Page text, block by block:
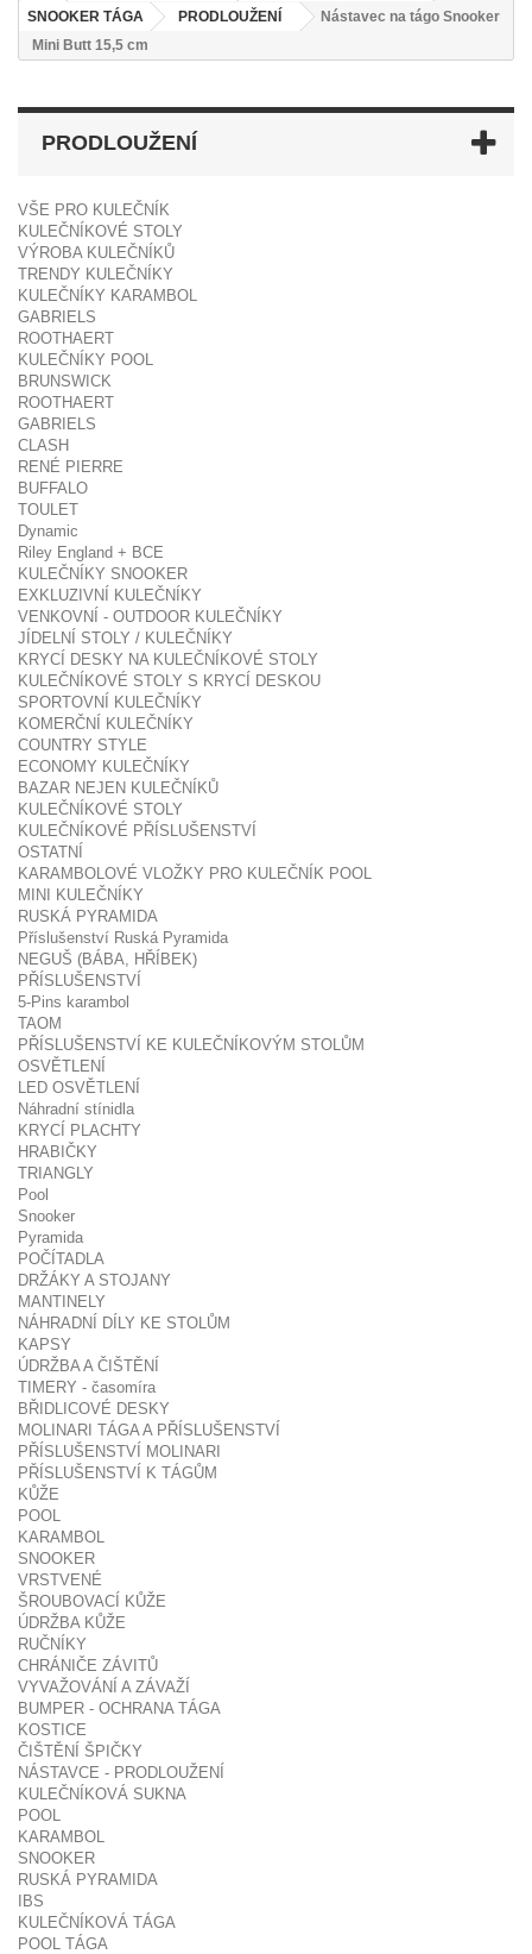
SNOOKER TÁGA
PRODLOUŽENÍ
Nástavec na tágo Snooker
Mini Butt 15,5 cm
PRODLOUŽENÍ
VŠE PRO KULEČNÍK
KULEČNÍKOVÉ STOLY
VÝROBA KULEČNÍKŮ
TRENDY KULEČNÍKY
KULEČNÍKY KARAMBOL
GABRIELS
ROOTHAERT
KULEČNÍKY POOL
BRUNSWICK
ROOTHAERT
GABRIELS
CLASH
RENÉ PIERRE
BUFFALO
TOULET
Dynamic
Riley England + BCE
KULEČNÍKY SNOOKER
EXKLUZIVNÍ KULEČNÍKY
VENKOVNÍ - OUTDOOR KULEČNÍKY
JÍDELNÍ STOLY / KULEČNÍKY
KRYCÍ DESKY NA KULEČNÍKOVÉ STOLY
KULEČNÍKOVÉ STOLY S KRYCÍ DESKOU
SPORTOVNÍ KULEČNÍKY
KOMERČNÍ KULEČNÍKY
COUNTRY STYLE
ECONOMY KULEČNÍKY
BAZAR NEJEN KULEČNÍKŮ
KULEČNÍKOVÉ STOLY
KULEČNÍKOVÉ PŘÍSLUŠENSTVÍ
OSTATNÍ
KARAMBOLOVÉ VLOŽKY PRO KULEČNÍK POOL
MINI KULEČNÍKY
RUSKÁ PYRAMIDA
Příslušenství Ruská Pyramida
NEGUŠ (BÁBA, HŘÍBEK)
PŘÍSLUŠENSTVÍ
5-Pins karambol
TAOM
PŘÍSLUŠENSTVÍ KE KULEČNÍKOVÝM STOLŮM
OSVĚTLENÍ
LED OSVĚTLENÍ
Náhradní stínidla
KRYCÍ PLACHTY
HRABIČKY
TRIANGLY
Pool
Snooker
Pyramida
POČÍTADLA
DRŽÁKY A STOJANY
MANTINELY
NÁHRADNÍ DÍLY KE STOLŮM
KAPSY
ÚDRŽBA A ČIŠTĚNÍ
TIMERY - časomíra
BŘIDLICOVÉ DESKY
MOLINARI TÁGA A PŘÍSLUŠENSTVÍ
PŘÍSLUŠENSTVÍ MOLINARI
PŘÍSLUŠENSTVÍ K TÁGŮM
KŮŽE
POOL
KARAMBOL
SNOOKER
VRSTVENÉ
ŠROUBOVACÍ KŮŽE
ÚDRŽBA KŮŽE
RUČNÍKY
CHRÁNIČE ZÁVITŮ
VYVAŽOVÁNÍ A ZÁVAŽÍ
BUMPER - OCHRANA TÁGA
KOSTICE
ČIŠTĚNÍ ŠPIČKY
NÁSTAVCE - PRODLOUŽENÍ
KULEČNÍKOVÁ SUKNA
POOL
KARAMBOL
SNOOKER
RUSKÁ PYRAMIDA
IBS
KULEČNÍKOVÁ TÁGA
POOL TÁGA